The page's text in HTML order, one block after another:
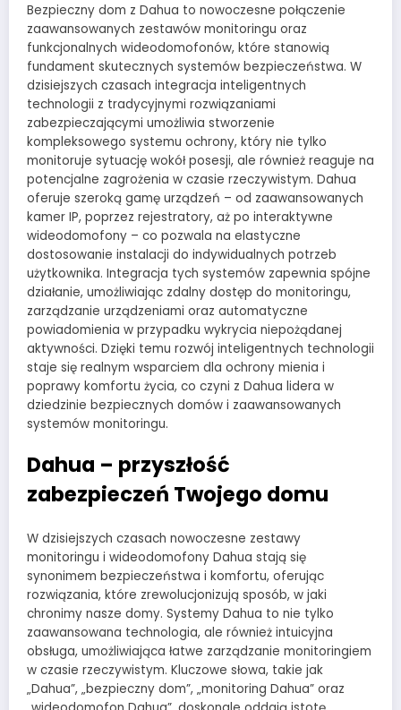
Bezpieczny dom z Dahua to nowoczesne połączenie
zaawansowanych zestawów monitoringu oraz
funkcjonalnych wideodomofonów, które stanowią
fundament skutecznych systemów bezpieczeństwa. W
dzisiejszych czasach integracja inteligentnych
technologii z tradycyjnymi rozwiązaniami
zabezpieczającymi umożliwia stworzenie
kompleksowego systemu ochrony, który nie tylko
monitoruje sytuację wokół posesji, ale również reaguje na
potencjalne zagrożenia w czasie rzeczywistym. Dahua
oferuje szeroką gamę urządzeń – od zaawansowanych
kamer IP, poprzez rejestratory, aż po interaktywne
wideodomofony – co pozwala na elastyczne
dostosowanie instalacji do indywidualnych potrzeb
użytkownika. Integracja tych systemów zapewnia spójne
działanie, umożliwiając zdalny dostęp do monitoringu,
zarządzanie urządzeniami oraz automatyczne
powiadomienia w przypadku wykrycia niepożądanej
aktywności. Dzięki temu rozwój inteligentnych technologii
staje się realnym wsparciem dla ochrony mienia i
poprawy komfortu życia, co czyni z Dahua lidera w
dziedzinie bezpiecznych domów i zaawansowanych
systemów monitoringu.
Dahua – przyszłość
zabezpieczeń Twojego domu
W dzisiejszych czasach nowoczesne zestawy
monitoringu i wideodomofony Dahua stają się
synonimem bezpieczeństwa i komfortu, oferując
rozwiązania, które zrewolucjonizują sposób, w jaki
chronimy nasze domy. Systemy Dahua to nie tylko
zaawansowana technologia, ale również intuicyjna
obsługa, umożliwiająca łatwe zarządzanie monitoringiem
w czasie rzeczywistym. Kluczowe słowa, takie jak
„Dahua”, „bezpieczny dom”, „monitoring Dahua” oraz